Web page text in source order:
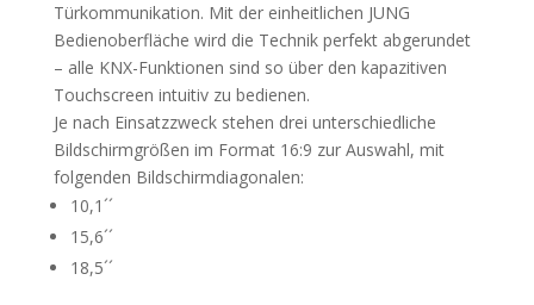
Türkommunikation. Mit der einheitlichen JUNG
Bedienoberfläche wird die Technik perfekt abgerundet
– alle KNX-Funktionen sind so über den kapazitiven
Touchscreen intuitiv zu bedienen.
Je nach Einsatzzweck stehen drei unterschiedliche
Bildschirmgrößen im Format 16:9 zur Auswahl, mit
folgenden Bildschirmdiagonalen:
10,1´´
15,6´´
18,5´´